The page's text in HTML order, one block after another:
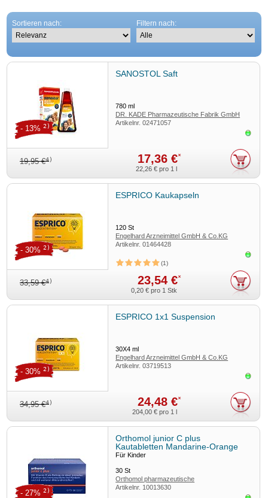
Sortieren nach: Filtern nach:
SANOSTOL Saft
780ml
DR. KADE Pharmazeutische Fabrik GmbH
Artikelnr.02471057
19,95 €4) 17,36 €*
- 13% 2)
22,26 € pro 1 l
ESPRICO Kaukapseln
120St
Engelhard Arzneimittel GmbH & Co.KG
Artikelnr.01464428
1
33,59 €4) 23,54 €*
- 30% 2)
0,20 € pro 1 Stk
ESPRICO 1x1 Suspension
30X4ml
Engelhard Arzneimittel GmbH & Co.KG
Artikelnr.03719513
34,95 €4) 24,48 €*
- 30% 2)
204,00 € pro 1 l
Orthomol junior C plus
Kautabletten Mandarine-Orange
30er-Packung
Für Kinder
30St
Orthomol pharmazeutische
Artikelnr. 10013630
- 27% 2)